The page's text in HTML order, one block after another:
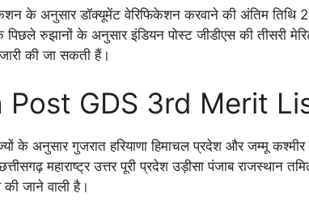
के अनुसार डॉक्यूमेंट वेरिफिकेशन करवाने की अंतिम तिथि
पिछले रुझानों के अनुसार इंडियन पोस्ट जीडीएस की तीसरी
की जा सकती हैं।
Post GDS 3rd Merit
के अनुसार गुजरात हरियाणा हिमाचल प्रदेश और जम्मू
महाराष्ट्र उत्तर पूरी प्रदेश उड़ीसा पंजाब राजस्थान
की जाने वाली है।